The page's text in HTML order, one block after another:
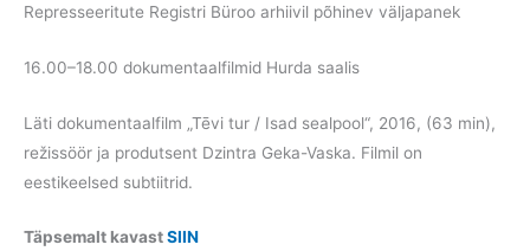
Represseeritute Registri Büroo arhiivil põhinev väljapanek
16.00–18.00 dokumentaalfilmid Hurda saalis
Läti dokumentaalfilm „Tēvi tur / Isad sealpool“, 2016, (63 min),
režissöör ja produtsent Dzintra Geka-Vaska. Filmil on
eestikeelsed subtiitrid.
Täpsemalt kavastSIIN